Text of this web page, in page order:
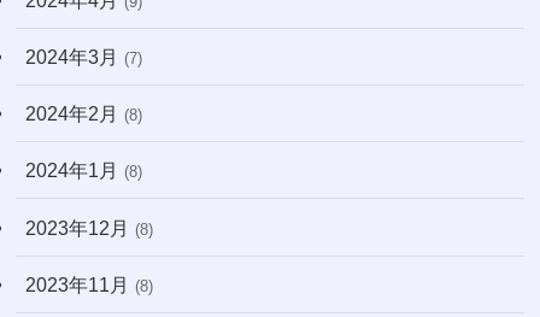
2024年3月 (7)
2024年2月 (8)
2024年1月 (8)
2023年12月 (8)
2023年11月 (8)